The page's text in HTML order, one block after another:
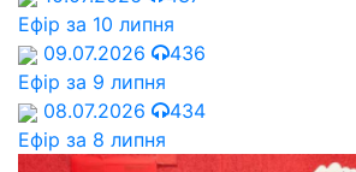
Ефір за 10 липня
09.07.2026
436
Ефір за 9 липня
08.07.2026
434
Ефір за 8 липня